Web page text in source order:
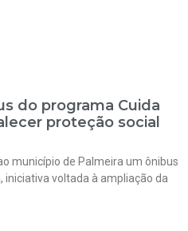
do programa Cuida
proteção social
município de Palmeira um ônibus
iniciativa voltada à ampliação da